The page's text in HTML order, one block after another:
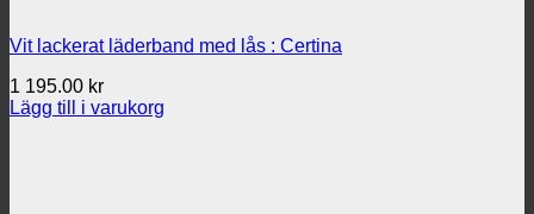
Vit lackerat läderband med lås : Certina
1 195.00 kr
Lägg till i varukorg